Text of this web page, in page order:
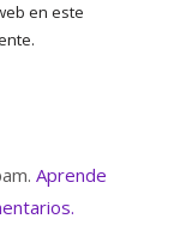
en este
Aprende